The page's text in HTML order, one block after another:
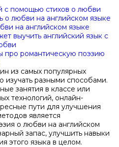
с помощью стихов о любви
о любви на английском языке
на английском языке
выучить английский язык с
про романтическую поэзию
из самых популярных
изучать разными способами.
занятия в классе или
технологий, онлайн-
пути для улучшения
является
о любви на английском
запас, улучшить навыки
этого языка в целом.